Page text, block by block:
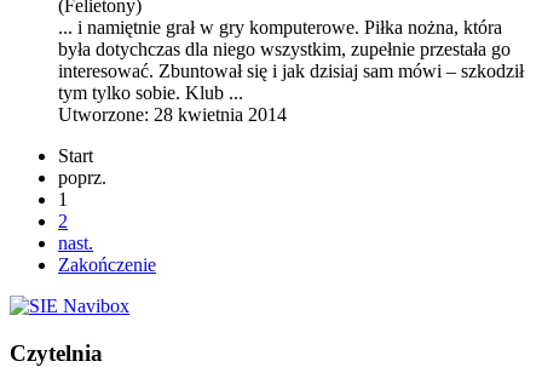
(Felietony)
... i namiętnie grał w gry komputerowe. Piłka nożna, która
była dotychczas dla niego wszystkim, zupełnie przestała go
interesować. Zbuntował się i jak dzisiaj sam mówi – szkodził
tym tylko sobie. Klub ...
Utworzone: 28 kwietnia 2014
Start
poprz.
1
2
nast.
Zakończenie
Czytelnia